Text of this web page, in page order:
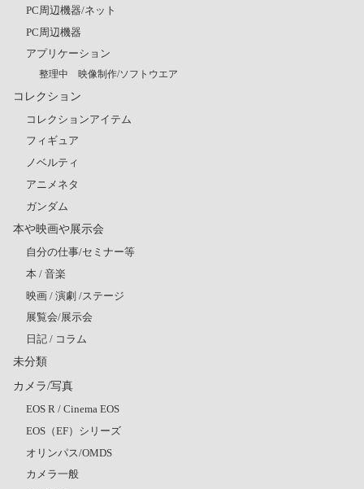
PC周辺機器/ネット
PC周辺機器
アプリケーション
整理中 映像制作/ソフトウエア
コレクション
コレクションアイテム
フィギュア
ノベルティ
アニメネタ
ガンダム
本や映画や展示会
自分の仕事/セミナー等
本 / 音楽
映画 / 演劇 /ステージ
展覧会/展示会
日記 / コラム
未分類
カメラ/写真
EOS R / Cinema EOS
EOS（EF）シリーズ
オリンパス/OMDS
カメラ一般